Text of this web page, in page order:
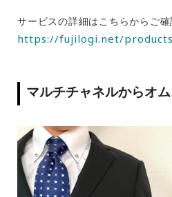
サービスの詳細はこちらからご確
https://fujilogi.net/
マルチチャネルからオ